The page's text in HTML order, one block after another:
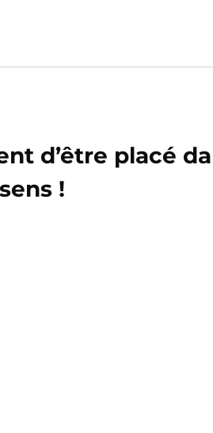
d’être placé
!